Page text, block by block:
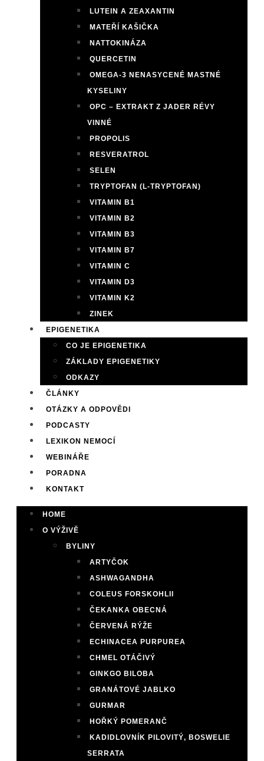
LUTEIN A ZEAXANTIN
MATEŘÍ KAŠIČKA
NATTOKINÁZA
QUERCETIN
OMEGA-3 NENASYCENÉ MASTNÉ
KYSELINY
OPC – EXTRAKT Z JADER RÉVY
VINNÉ
PROPOLIS
RESVERATROL
SELEN
TRYPTOFAN (L-TRYPTOFAN)
VITAMIN B1
VITAMIN B2
VITAMIN B3
VITAMIN B7
VITAMIN C
VITAMIN D3
VITAMIN K2
ZINEK
EPIGENETIKA
CO JE EPIGENETIKA
ZÁKLADY EPIGENETIKY
ODKAZY
ČLÁNKY
OTÁZKY A ODPOVĚDI
PODCASTY
LEXIKON NEMOCÍ
WEBINÁŘE
PORADNA
KONTAKT
HOME
O VÝŽIVĚ
BYLINY
ARTYČOK
ASHWAGANDHA
COLEUS FORSKOHLII
ČEKANKA OBECNÁ
ČERVENÁ RÝŽE
ECHINACEA PURPUREA
CHMEL OTÁČIVÝ
GINKGO BILOBA
GRANÁTOVÉ JABLKO
GURMAR
HOŘKÝ POMERANČ
KADIDLOVNÍK PILOVITÝ, BOSWELIE
SERRATA